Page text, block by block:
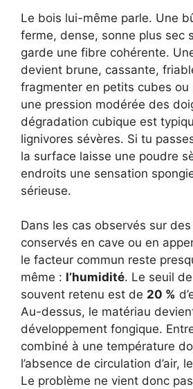
Le bois lui-même parle. Une
ferme, dense, sonne plus sec
garde une fibre cohérente.
devient brune, cassante,
fragmenter en petits cubes ou
une pression modérée des
dégradation cubique est
lignivores sévères. Si tu
la surface laisse une poudre
endroits une sensation
sérieuse.
Dans les cas observés sur
conservés en cave ou en
le facteur commun reste
même : l’humidité. Le seuil
souvent retenu est de 20 %
Au-dessus, le matériau
développement fongique.
combiné à une température
l’absence de circulation d’air,
Le problème ne vient donc